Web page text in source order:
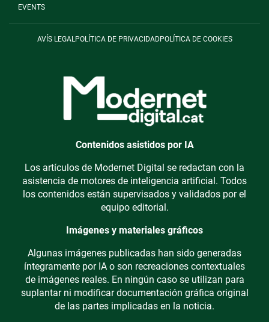
EVENTS
AVÍS LEGAL POLÍTICA DE PRIVACIDADPOLÍTICA DE COOKIES
Contenidos asistidos por IA
Los artículos de Modernet Digital se redactan con la
asistencia de motores de inteligencia artificial. Todos
los contenidos están supervisados y validados por el
equipo editorial.
Imágenes y materiales gráficos
Algunas imágenes publicadas han sido generadas
íntegramente por IA o son recreaciones contextuales
de imágenes reales. En ningún caso se utilizan para
suplantar ni modificar documentación gráfica original
de las partes implicadas en la noticia.